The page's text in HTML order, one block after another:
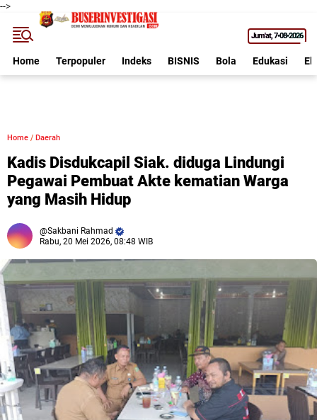
-->
Jum'at 7•08•2026
Home Terpopuler Indeks BISNIS Bola Edukasi
Home / Daerah
Kadis Disdukcapil Siak. diduga Lindungi
Pegawai Pembuat Akte kematian Warga
yang Masih Hidup
Sakbani Rahmad
Rabu, 20 Mei 2026, 08:48 WIB